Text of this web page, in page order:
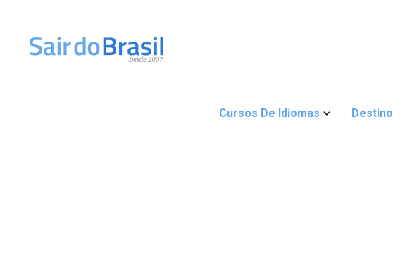
Cursos De Idiomas Destino